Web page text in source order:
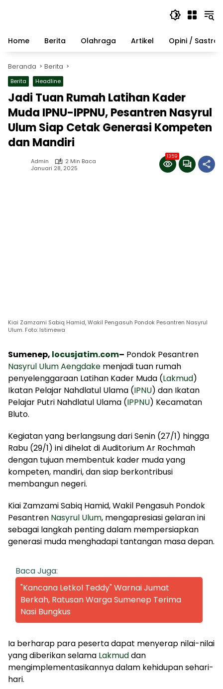
Home
Berita Olahraga Artikel Opini / Sastra
Beranda Berita
Berita Headline
Jadi Tuan Rumah Latihan Kader
Muda IPNU-IPPNU, Pesantren Nasyrul
Ulum Siap Cetak Generasi Kompeten
dan Mandiri
Admin
2 Min Baca
Januari 28, 2025
1359
Kiai Zamzami Sabiq Hamid, Wakil Pengasuh Pondok Pesantren Nasyrul
Ulum. Foto: Istimewa
Sumenep, locusjatim.com– Pondok Pesantren
Nasyrul Ulum Aengdake menjadi tuan rumah
penyelenggaraan Latihan Kader Muda (Lakmud)
Ikatan Pelajar Nahdlatul Ulama (IPNU) dan Ikatan
Pelajar Putri Nahdlatul Ulama (IPPNU) Kecamatan
Bluto.
Kegiatan yang berlangsung dari Senin (27/1) hingga
Rabu (29/1) ini dihelat di Auditorium Ar Rochmah
dengan tujuan membentuk kader muda yang
kompeten, mandiri, dan siap berkontribusi
membangun negeri.
Kiai Zamzami Sabiq Hamid, Wakil Pengasuh Pondok
Pesantren Nasyrul Ulum, mengapresiasi gelaran ini
sebagai langkah penting dalam mempersiapkan
generasi muda menghadapi tantangan masa depan.
Baca Juga:
"Kancana Letkol Teddy" Warnai Jumat
Berkah, Ratusan Warga Sumenep Terima
Nasi Bungkus
Ia berharap para peserta dapat menyerap nilai-nilai
yang diberikan selama Lakmuddan
mengimplementasikannya dalam kehidupan sehari-
hari.